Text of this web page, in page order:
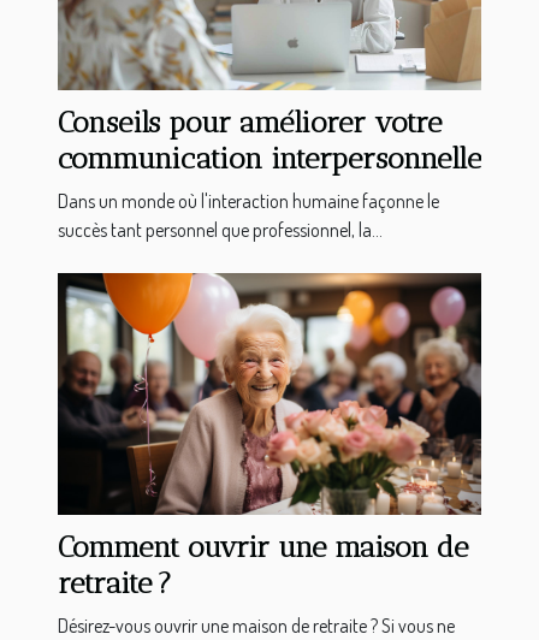
Conseils pour améliorer votre
communication interpersonnelle
Dans un monde où l'interaction humaine façonne le
succès tant personnel que professionnel, la...
Comment ouvrir une maison de
retraite ?
Désirez-vous ouvrir une maison de retraite ? Si vous ne